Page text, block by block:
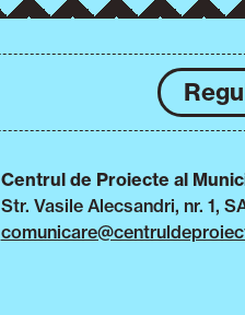
Centrul de Proiecte al
Str. Vasile Alecsandri, nr. 1,